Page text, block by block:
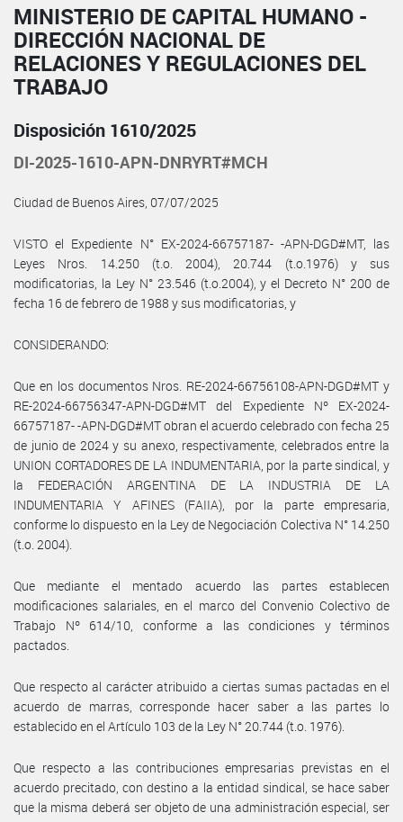
MINISTERIO DE CAPITAL HUMANO -
DIRECCIÓN NACIONAL DE
RELACIONES Y REGULACIONES DEL
TRABAJO
Disposición 1610/2025
DI-2025-1610-APN-DNRYRT#MCH
Ciudad de Buenos Aires, 07/07/2025
VISTO el Expediente N° EX-2024-66757187- -APN-DGD#MT, las
Leyes Nros. 14.250 (t.o. 2004), 20.744 (t.o.1976) y sus
modificatorias, la Ley N° 23.546 (t.o.2004), y el Decreto N° 200 de
fecha 16 de febrero de 1988 y sus modificatorias, y
CONSIDERANDO:
Que en los documentos Nros. RE-2024-66756108-APN-DGD#MT y
RE-2024-66756347-APN-DGD#MT del Expediente Nº EX-2024-
66757187- -APN-DGD#MT obran el acuerdo celebrado con fecha 25
de junio de 2024 y su anexo, respectivamente, celebrados entre la
UNION CORTADORES DE LA INDUMENTARIA, por la parte sindical, y
la FEDERACIÓN ARGENTINA DE LA INDUSTRIA DE LA
INDUMENTARIA Y AFINES (FAIIA), por la parte empresaria,
conforme lo dispuesto en la Ley de Negociación Colectiva N° 14.250
(t.o. 2004).
Que mediante el mentado acuerdo las partes establecen
modificaciones salariales, en el marco del Convenio Colectivo de
Trabajo Nº 614/10, conforme a las condiciones y términos
pactados.
Que respecto al carácter atribuido a ciertas sumas pactadas en el
acuerdo de marras, corresponde hacer saber a las partes lo
establecido en el Artículo 103 de la Ley N° 20.744 (t.o. 1976).
Que respecto a las contribuciones empresarias previstas en el
acuerdo precitado, con destino a la entidad sindical, se hace saber
que la misma deberá ser objeto de una administración especial, ser